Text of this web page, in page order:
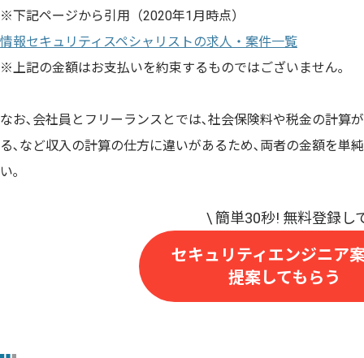
※下記ページから引用（2020年1月時点）
情報セキュリティスペシャリストの求人・案件一覧
※上記の金額はお支払いを約束するものではございません｡
なお､会社員とフリーランスとでは､社会保険料や税金の計算
る､など収入の計算の仕方に違いがあるため､両者の金額を単
い｡
セキュリティエンジニア
提案してもらう